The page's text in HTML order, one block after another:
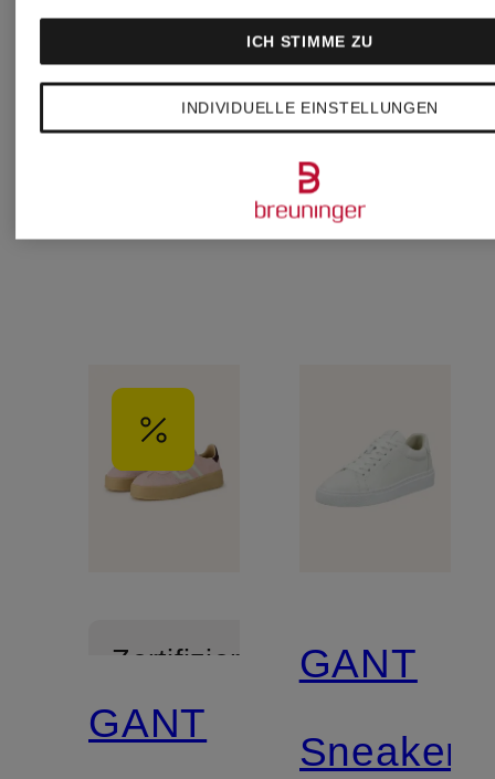
CHF 220 CHF
CHF 159
Zertifiziert
GANT
GANT
Sneaker
INDIVIDUELLE EINSTELLUNGEN
ICH STIMME ZU